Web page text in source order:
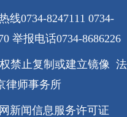
线0734-8247111 0734-
举报电话0734-8686226
禁止复制或建立镜像 法
律师事务所
新闻信息服务许可证